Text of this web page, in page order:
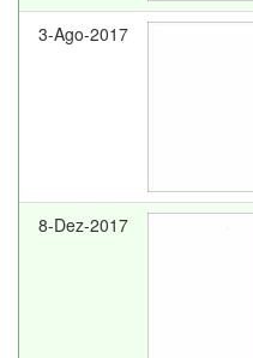
3-Ago-2017
8-Dez-2017